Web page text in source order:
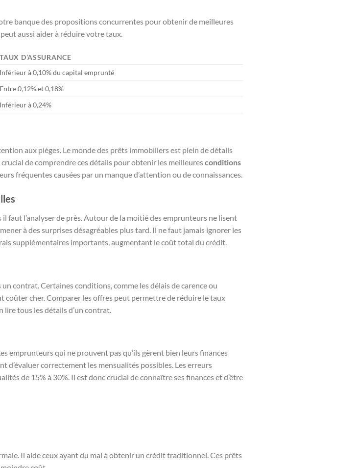
banque des propositions concurrentes pour obtenir de meilleures
aussi aider à réduire votre taux.
TAUX D’ASSURANCE
Inférieur à 0,10% du capital emprunté
Entre 0,12% et 0,18%
Inférieur à 0,24%
aux pièges. Le monde des prêts immobiliers est plein de détails
de comprendre ces détails pour obtenir les meilleuresconditions
fréquentes causées par un manque d’attention ou de connaissances.
faut l’analyser de près. Autour de la moitié des emprunteurs ne lisent
à des surprises désagréables plus tard. Il ne faut jamais ignorer les
supplémentaires importants, augmentant le coût total du crédit.
contrat. Certaines conditions, comme les délais de carence ou
coûter cher. Comparer les offres peut permettre de réduire le taux
lire tous les détails d’un contrat.
emprunteurs qui ne prouvent pas qu’ils gèrent bien leurs finances
d’évaluer correctement les mensualités possibles. Les erreurs
de 15% à 30%. Il est donc crucial de connaître ses finances et d’être
Il aide ceux ayant du mal à obtenir un crédit traditionnel. Ces prêts